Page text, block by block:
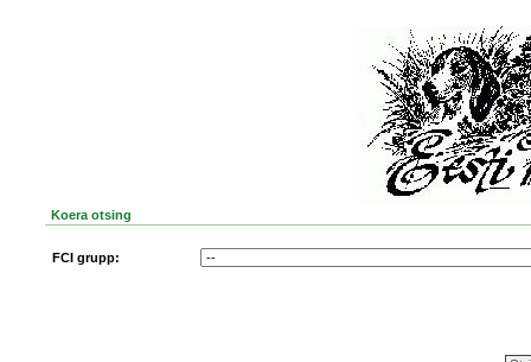
Koera otsing
FCI grupp: